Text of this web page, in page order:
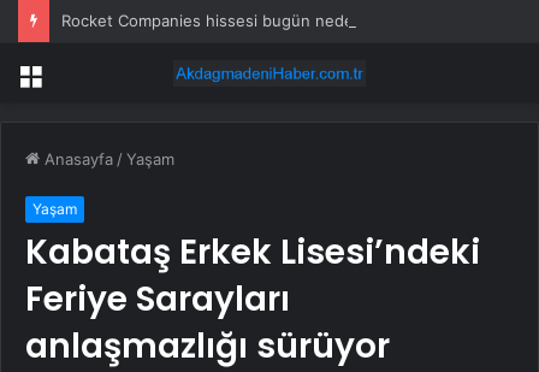
Rocket Companies hissesi bugün neden toparlanıyor?
Menü
Anasayfa /Yaşam
Yaşam
Kabataş Erkek Lisesi’ndeki
Feriye Sarayları
anlaşmazlığı sürüyor